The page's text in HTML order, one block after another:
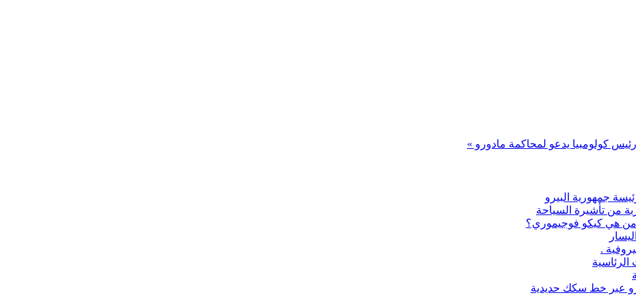
رئيس كولومبيا يدعو لمحاكمة مادورو »
جمهورية البيرو
من تأشيرة السياحة
من هي كيكو فوجيموري؟
.
الرئاسية
عبر خط سكك حديدية